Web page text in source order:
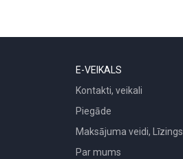
E-VEIKALS
Kontakti, veikali
Piegāde
Maksājuma veidi, Līzings
Par mums